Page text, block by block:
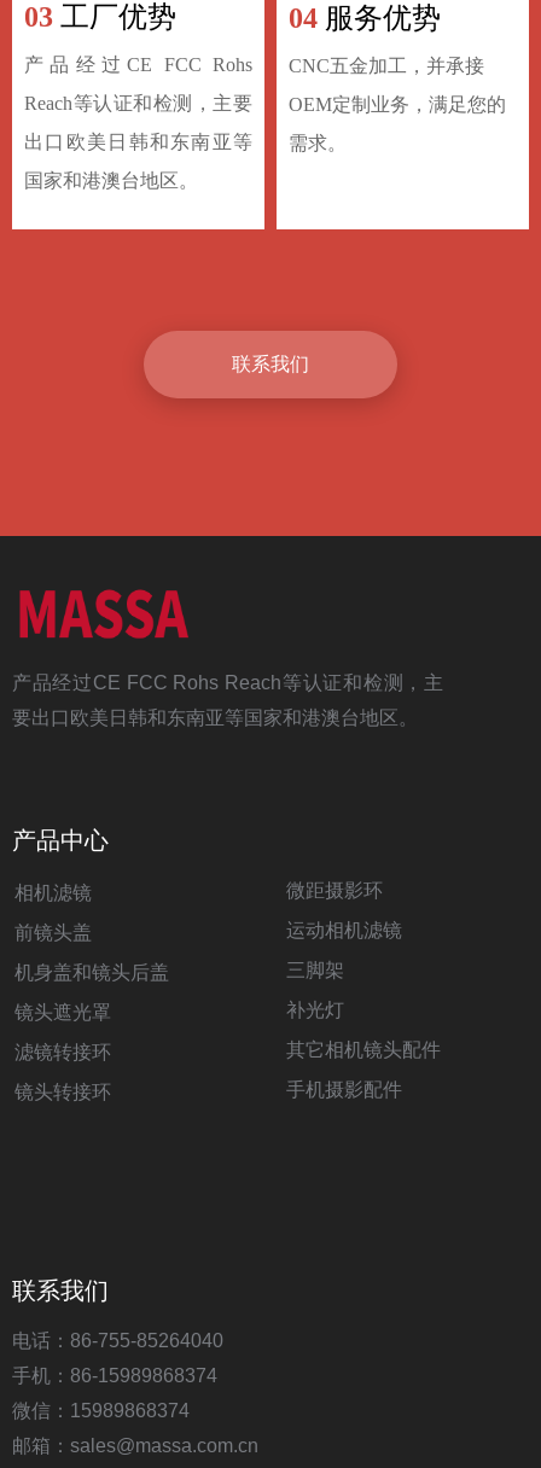
联系我们
03 工厂优势
产品经过CE FCC Rohs
Reach等认证和检测，主要
出口欧美日韩和东南亚等
国家和港澳台地区。
04 服务优势
CNC五金加工， 并承接
OEM定制业务 ，满足您的
需求。
产品经过CE FCC Rohs Reach等认证和检测，主
要出口欧美日韩和东南亚等国家和港澳台地区。
产品中心
相机滤镜
前镜头盖
机身盖和镜头后盖
镜头遮光罩
滤镜转接环
镜头转接环
微距摄影环
运动相机滤镜
三脚架
补光灯
其它相机镜头配件
手机摄影配件
联系我们
电话：86-755-85264040
手机：86-15989868374
微信：15989868374
邮箱：sales@massa.com.cn